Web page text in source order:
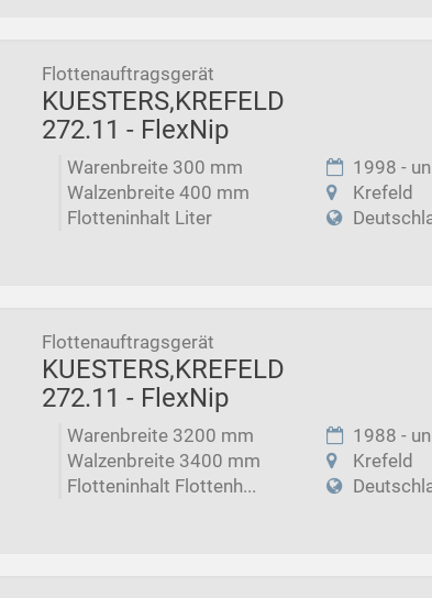
Flottenauftragsgerät
KUESTERS,KREFELD
272.11 - FlexNip
Warenbreite 300 mm
Walzenbreite 400 mm
Flotteninhalt Liter
1998 -
Krefeld
Flottenauftragsgerät
KUESTERS,KREFELD
272.11 - FlexNip
Warenbreite 3200 mm
Walzenbreite 3400 mm
Flotteninhalt Flottenh...
1988 -
Krefeld